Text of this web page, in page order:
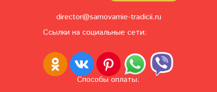
director@samovarnie-tradicii.ru
Ссылки на социальные сети:
Способы оплаты: